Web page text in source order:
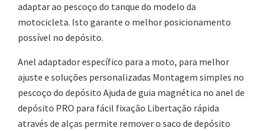
adaptar ao pescoço do tanque do modelo da
motocicleta. Isto garante o melhor posicionamento
possível no depósito.
Anel adaptador específico para a moto, para melhor
ajuste e soluções personalizadas Montagem simples no
pescoço do depósito Ajuda de guia magnética no anel de
depósito PRO para fácil fixação Libertação rápida
através de alças permite remover o saco de depósito